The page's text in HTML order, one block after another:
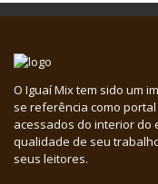
O Iguaí Mix tem sido um
se referência como
acessados do interior do
qualidade de seu
seus leitores.